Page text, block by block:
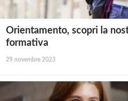
Orientamento, scopri la
formativa
29 novembre 2023